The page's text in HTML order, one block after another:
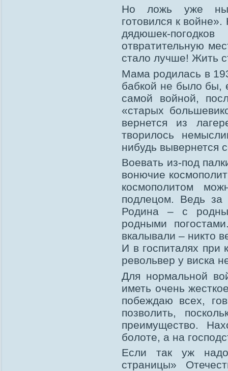
Но ложь уже
готовился к
дядюшек-
отвратительную
стало лучше! Жить
Мама родилась в
бабкой не было бы,
самой войной,
«старых
вернется из
творилось
нибудь вывернется
Воевать из-под
вонючие
космополитом
подлецом. Ведь за
Родина – с
родными
вкалывали – никто
И в госпиталях при
револьвер у виска
Для нормальной
иметь очень
побеждаю всех,
позволить,
преимущество.
болоте, а на
Если так уж
страницы»